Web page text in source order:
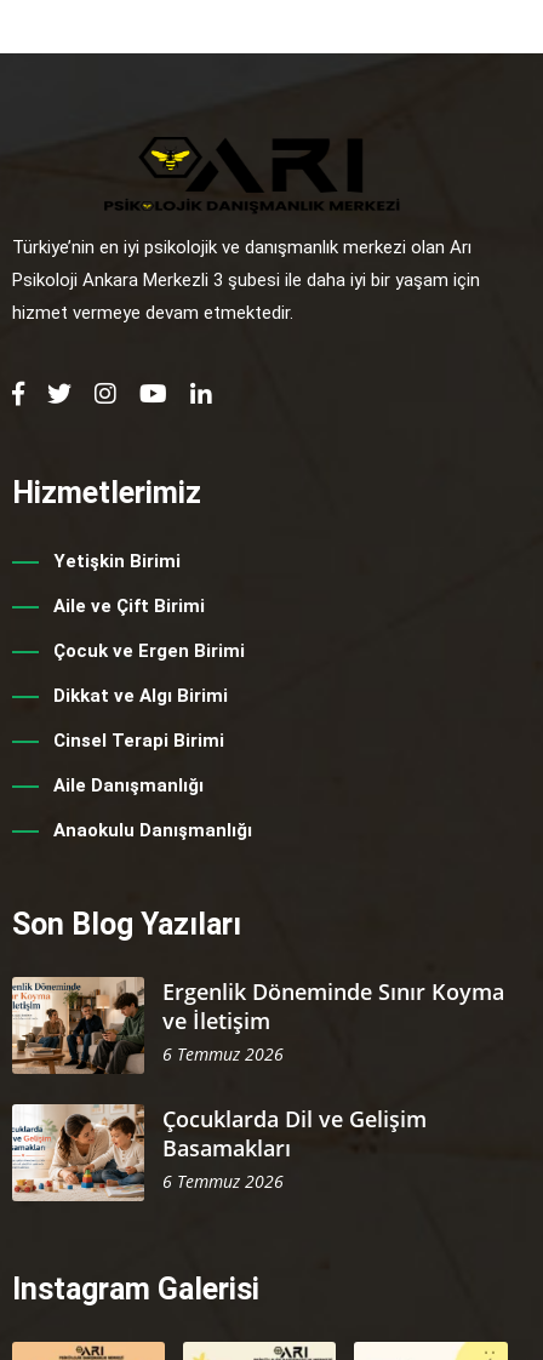
Türkiye’nin en iyi psikolojik ve danışmanlık merkezi olan Arı
Psikoloji Ankara Merkezli 3 şubesi ile daha iyi bir yaşam için
hizmet vermeye devam etmektedir.
Hizmetlerimiz
Yetişkin Birimi
Aile ve Çift Birimi
Çocuk ve Ergen Birimi
Dikkat ve Algı Birimi
Cinsel Terapi Birimi
Aile Danışmanlığı
Anaokulu Danışmanlığı
Son Blog Yazıları
Ergenlik Döneminde Sınır Koyma
ve İletişim
6 Temmuz 2026
Çocuklarda Dil ve Gelişim
Basamakları
6 Temmuz 2026
Instagram Galerisi